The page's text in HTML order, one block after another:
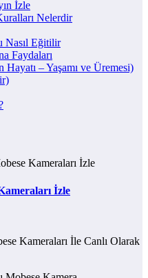
İzle
Nelerdir
Nasıl Eğitilir
Faydaları
– Yaşamı ve Üremesi)
İzle
Kameraları İle Canlı Olarak